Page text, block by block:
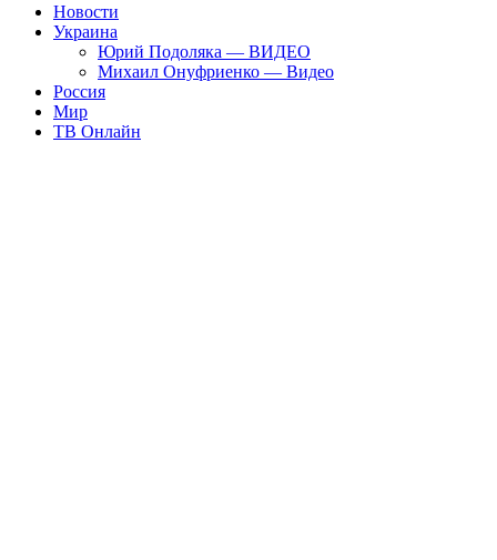
Новости
Украина
Юрий Подоляка — ВИДЕО
Михаил Онуфриенко — Видео
Россия
Мир
ТВ Онлайн